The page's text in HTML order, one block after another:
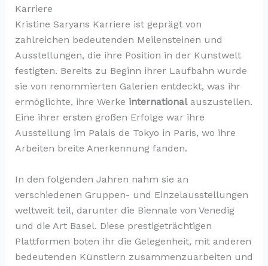
Karriere
Kristine Saryans Karriere ist geprägt von
zahlreichen bedeutenden Meilensteinen und
Ausstellungen, die ihre Position in der Kunstwelt
festigten. Bereits zu Beginn ihrer Laufbahn wurde
sie von renommierten Galerien entdeckt, was ihr
ermöglichte, ihre Werke internationalauszustellen.
Eine ihrer ersten großen Erfolge war ihre
Ausstellung im Palais de Tokyo in Paris, wo ihre
Arbeiten breite Anerkennung fanden.
In den folgenden Jahren nahm sie an
verschiedenen Gruppen- und Einzelausstellungen
weltweit teil, darunter die Biennale von Venedig
und die Art Basel. Diese prestigeträchtigen
Plattformen boten ihr die Gelegenheit, mit anderen
bedeutenden Künstlern zusammenzuarbeiten und